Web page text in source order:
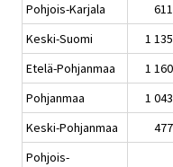
Pohjois-Karjala
611
Keski-Suomi
1 135
Etelä-Pohjanmaa
1 160
Pohjanmaa
1 043
Keski-Pohjanmaa
477
Pohjois-